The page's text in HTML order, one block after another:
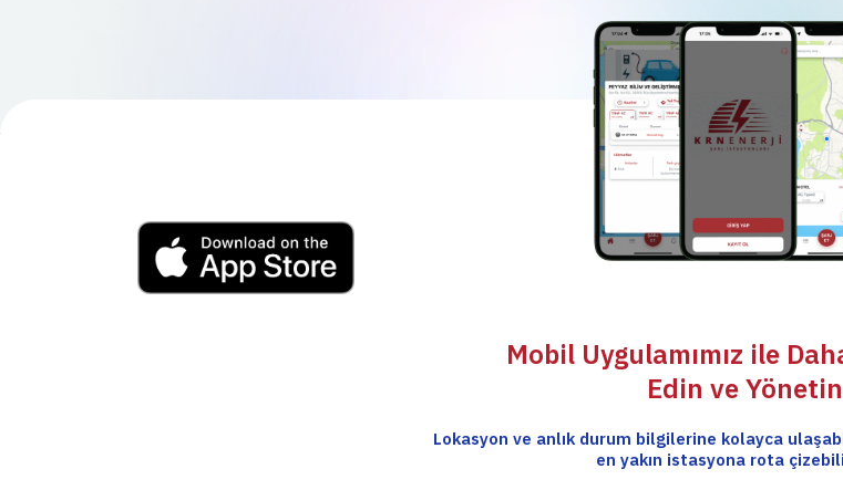
Mobil Uygulamımız ile
Edin ve Yönetin
Lokasyon ve anlık durum bilgilerine kolayca
en yakın istasyona rota